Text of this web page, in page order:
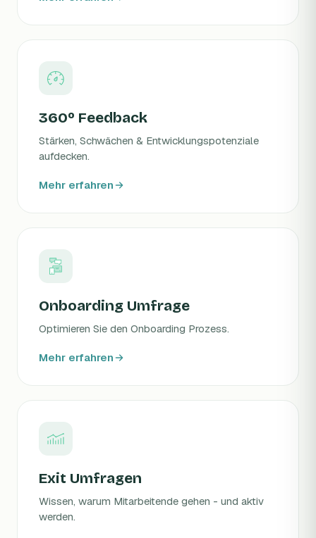
360º Feedback
Stärken, Schwächen & Entwicklungspotenziale
aufdecken.
Mehr erfahren
Onboarding Umfrage
Optimieren Sie den Onboarding Prozess.
Mehr erfahren
Exit Umfragen
Wissen, warum Mitarbeitende gehen - und aktiv
werden.